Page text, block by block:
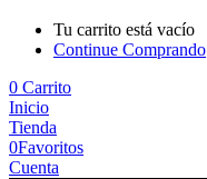
Tu carrito está vacío
Continue Comprando
0 Carrito
Inicio
Tienda
0Favoritos
Cuenta